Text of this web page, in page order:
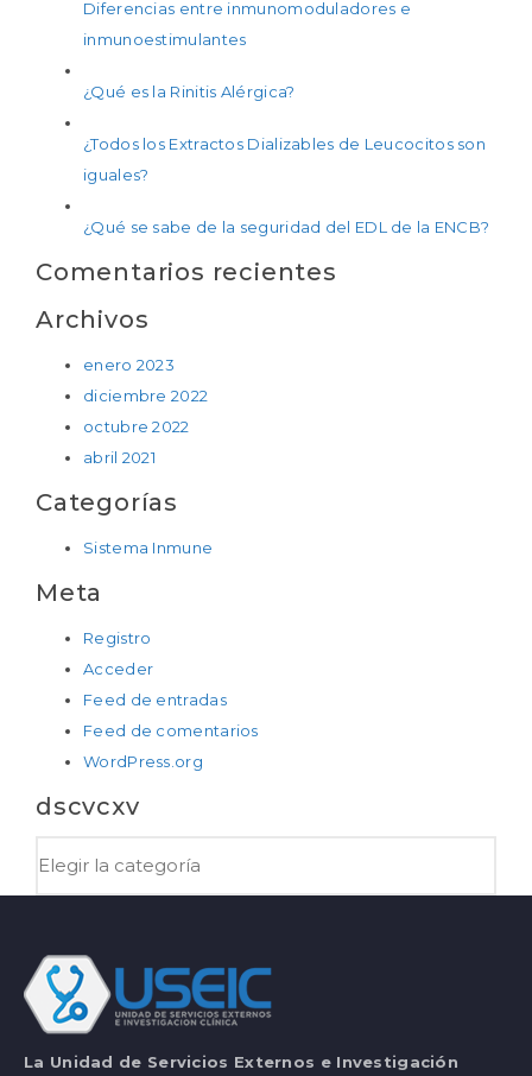
Diferencias entre inmunomoduladores e
inmunoestimulantes
¿Qué es la Rinitis Alérgica?
¿Todos los Extractos Dializables de Leucocitos son
iguales?
¿Qué se sabe de la seguridad del EDL de la ENCB?
Comentarios recientes
Archivos
enero 2023
diciembre 2022
octubre 2022
abril 2021
Categorías
Sistema Inmune
Meta
Registro
Acceder
Feed de entradas
Feed de comentarios
WordPress.org
dscvcxv
La Unidad de Servicios Externos e Investigación